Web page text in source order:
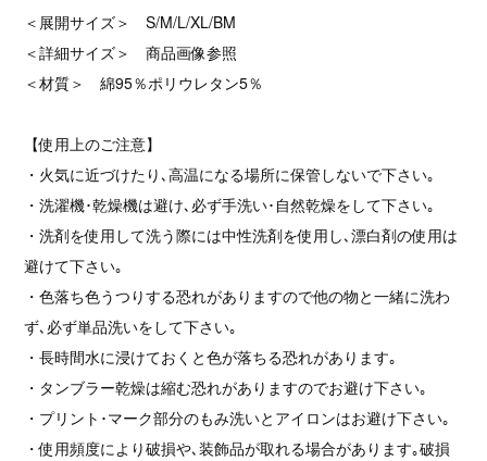
＜展開サイズ＞ S/M/L/XL/BM
＜詳細サイズ＞ 商品画像参照
＜材質＞ 綿95％ポリウレタン5％
【使用上のご注意】
・火気に近づけたり､高温になる場所に保管しないで下さい｡
・洗濯機･乾燥機は避け､必ず手洗い･自然乾燥をして下さい｡
・洗剤を使用して洗う際には中性洗剤を使用し､漂白剤の使用は
避けて下さい｡
・色落ち色うつりする恐れがありますので他の物と一緒に洗わ
ず､必ず単品洗いをして下さい｡
・長時間水に浸けておくと色が落ちる恐れがあります｡
・タンブラー乾燥は縮む恐れがありますのでお避け下さい｡
・プリント･マーク部分のもみ洗いとアイロンはお避け下さい｡
・使用頻度により破損や､装飾品が取れる場合があります｡破損